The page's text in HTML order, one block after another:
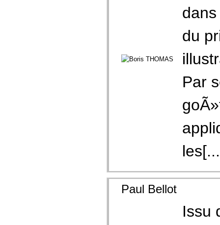
du
Par
Paul Bellot
Issu